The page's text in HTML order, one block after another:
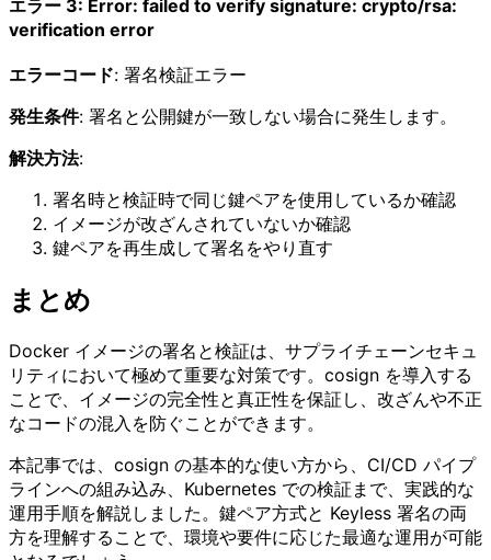
エラー 3: Error: failed to verify signature: crypto/rsa:
verification error
エラーコード: 署名検証エラー
発生条件: 署名と公開鍵が一致しない場合に発生します。
解決方法:
署名時と検証時で同じ鍵ペアを使用しているか確認
イメージが改ざんされていないか確認
鍵ペアを再生成して署名をやり直す
まとめ
Docker イメージの署名と検証は、サプライチェーンセキュ
リティにおいて極めて重要な対策です。cosign を導入する
ことで、イメージの完全性と真正性を保証し、改ざんや不正
なコードの混入を防ぐことができます。
本記事では、cosign の基本的な使い方から、CI/CD パイプ
ラインへの組み込み、Kubernetes での検証まで、実践的な
運用手順を解説しました。鍵ペア方式と Keyless 署名の両
方を理解することで、環境や要件に応じた最適な運用が可能